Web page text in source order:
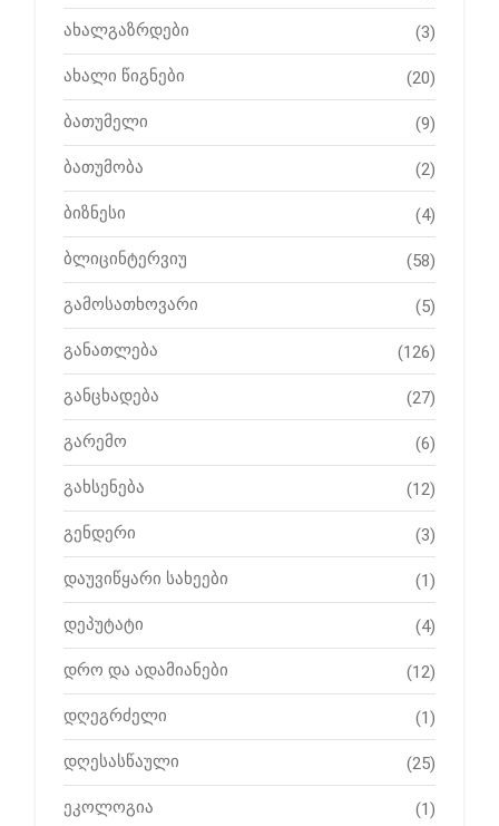
ახალგაზრდები (3)
ახალი წიგნები (20)
ბათუმელი (9)
ბათუმობა (2)
ბიზნესი (4)
ბლიცინტერვიუ (58)
გამოსათხოვარი (5)
განათლება (126)
განცხადება (27)
გარემო (6)
გახსენება (12)
გენდერი (3)
დაუვიწყარი სახეები (1)
დეპუტატი (4)
დრო და ადამიანები (12)
დღეგრძელი (1)
დღესასწაული (25)
ეკოლოგია (1)